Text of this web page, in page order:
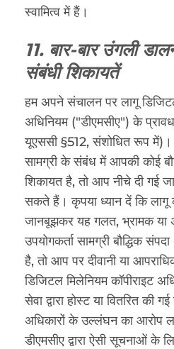
स्वामित्व में हैं।
11. बार-बार उंगली
संबंधी शिकायतें
हम अपने संचालन पर लागू
अधिनियम ("डीएमसीए") के
यूएससी §512, संशोधित रूप में)।
सामग्री के संबंध में आपकी कोई
शिकायत है, तो आप नीचे दी गई
सकते हैं। कृपया ध्यान दें कि
जानबूझकर यह गलत, भ्रामक या
उपयोगकर्ता सामग्री बौद्धिक
है, तो आप पर दीवानी या
डिजिटल मिलेनियम कॉपीराइट
सेवा द्वारा होस्ट या वितरित की
अधिकारों के उल्लंघन का आरोप
डीएमसीए द्वारा ऐसी सूचनाओं के